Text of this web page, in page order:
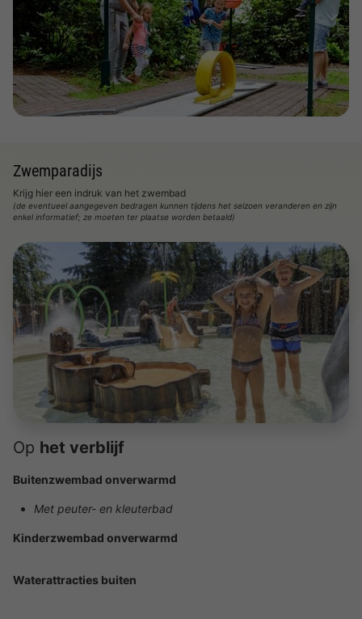
Bekijk de kaart
Zwemparadijs
Krijg hier een indruk van het zwembad
(de eventueel aangegeven bedragen kunnen tijdens het seizoen veranderen en zijn
enkel informatief; ze moeten ter plaatse worden betaald)
Op het verblijf
Buitenzwembad onverwarmd
Met peuter- en kleuterbad
Kinderzwembad onverwarmd
Waterattracties buiten